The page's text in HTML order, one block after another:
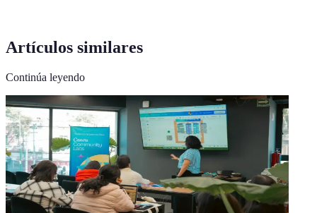
Artículos similares
Continúa leyendo